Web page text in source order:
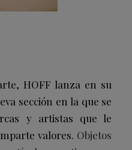
HOFF lanza en su
sección en la que se
y artistas que le
valores. Objetos